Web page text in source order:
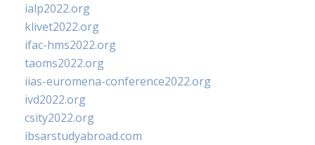
ialp2022.org
klivet2022.org
ifac-hms2022.org
taoms2022.org
iias-euromena-conference2022.org
ivd2022.org
csity2022.org
ibsarstudyabroad.com